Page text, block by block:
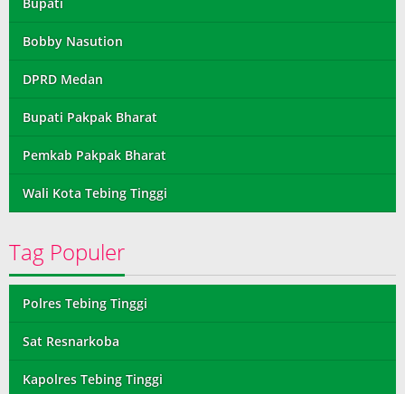
Bobby Nasution
DPRD Medan
Bupati Pakpak Bharat
Pemkab Pakpak Bharat
Wali Kota Tebing Tinggi
Tag Populer
Polres Tebing Tinggi
Sat Resnarkoba
Kapolres Tebing Tinggi